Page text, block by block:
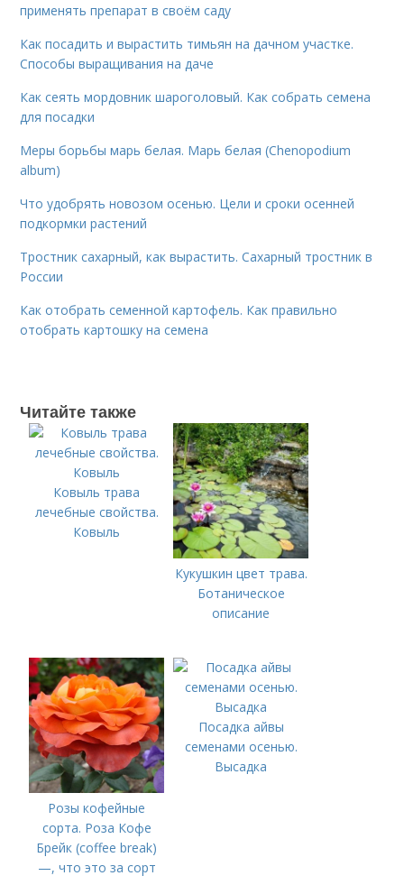
применять препарат в своём саду
Как посадить и вырастить тимьян на дачном участке.
Способы выращивания на даче
Как сеять мордовник шароголовый. Как собрать семена
для посадки
Меры борьбы марь белая. Марь белая (Chenopodium
album)
Что удобрять новозом осенью. Цели и сроки осенней
подкормки растений
Тростник сахарный, как вырастить. Сахарный тростник в
России
Как отобрать семенной картофель. Как правильно
отобрать картошку на семена
Читайте также
Ковыль трава
лечебные свойства.
Ковыль
Кукушкин цвет трава.
Ботаническое
описание
Розы кофейные
сорта. Роза Кофе
Брейк (coffee break)
—, что это за сорт
Посадка айвы
семенами осенью.
Высадка